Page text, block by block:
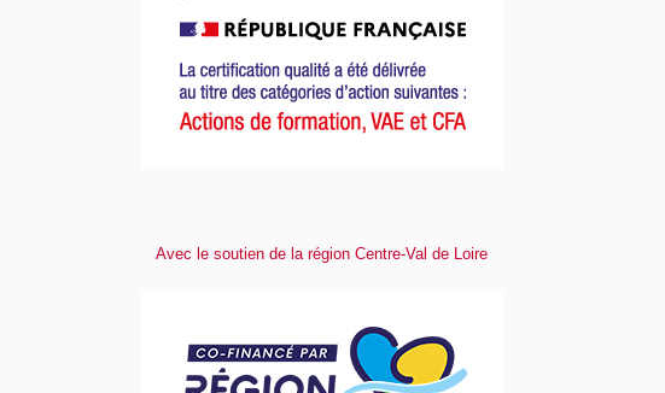
Avec le soutien de la région Centre-Val de Loire